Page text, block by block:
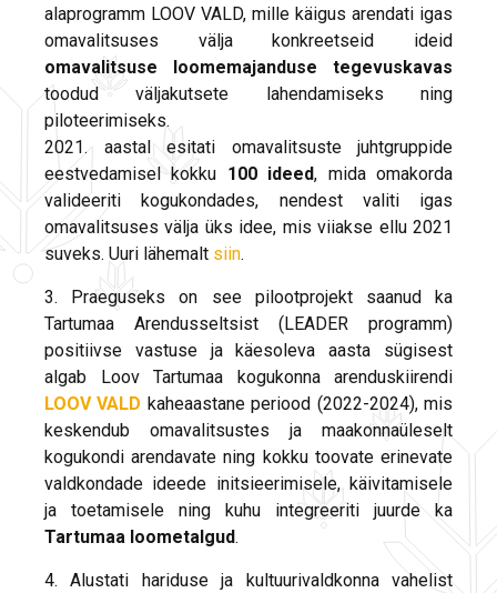
alaprogramm LOOV VALD, mille käigus arendati igas
omavalitsuses välja konkreetseid ideid
omavalitsuse loomemajanduse tegevuskavas
toodud väljakutsete lahendamiseks ning
piloteerimiseks.
2021. aastal esitati omavalitsuste juhtgruppide
eestvedamisel kokku 100 ideed, mida omakorda
valideeriti kogukondades, nendest valiti igas
omavalitsuses välja üks idee, mis viiakse ellu 2021
suveks. Uuri lähemalt siin.
3. Praeguseks on see pilootprojekt saanud ka
Tartumaa Arendusseltsist (LEADER programm)
positiivse vastuse ja käesoleva aasta sügisest
algab Loov Tartumaa kogukonna arenduskiirendi
LOOV VALD kaheaastane periood (2022-2024), mis
keskendub omavalitsustes ja maakonnaüleselt
kogukondi arendavate ning kokku toovate erinevate
valdkondade ideede initsieerimisele, käivitamisele
ja toetamisele ning kuhu integreeriti juurde ka
Tartumaa loometalgud.
4. Alustati hariduse ja kultuurivaldkonna vahelist